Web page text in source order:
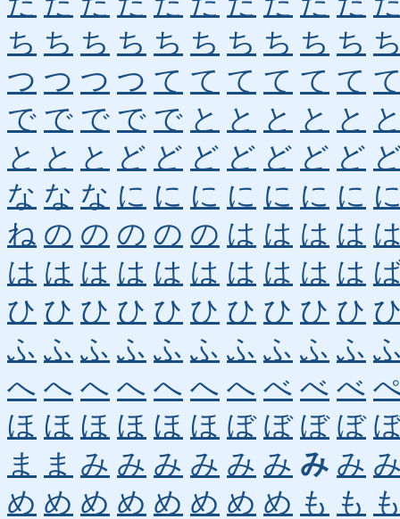
ち ち ち ち ち ち ち ち ち ち
つ つ つ つ て て て て て て
で で で で で と と と と と
と と と ど ど ど ど ど ど ど
な な な に に に に に に に
ね の の の の の は は は は
は は は は は は は は は は
ひ ひ ひ ひ ひ ひ ひ ひ ひ ひ
ふ ふ ふ ふ ふ ふ ふ ふ ふ ふ
へ へ へ へ へ へ へ べ べ べ
ほ ほ ほ ほ ほ ほ ぼ ぼ ぼ ぼ
ま
ま み み み み み み み み
め め め め め め め め も も